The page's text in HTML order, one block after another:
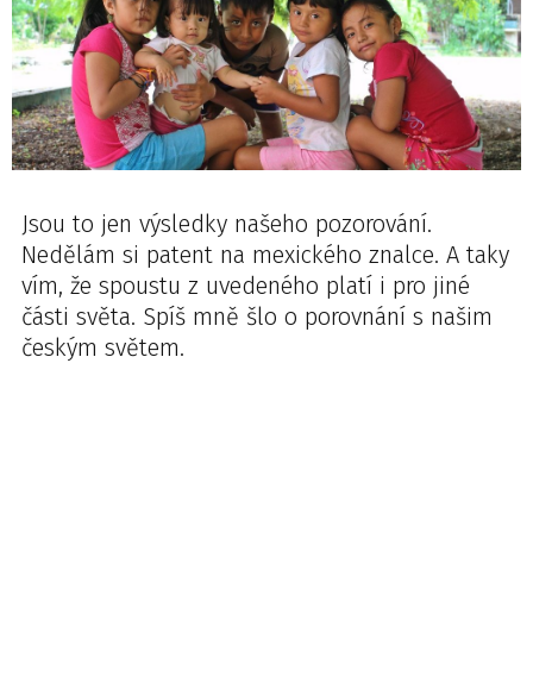
Jsou to jen výsledky našeho pozorování.
Nedělám si patent na mexického znalce. A taky
vím, že spoustu z uvedeného platí i pro jiné
části světa. Spíš mně šlo o porovnání s našim
českým světem.